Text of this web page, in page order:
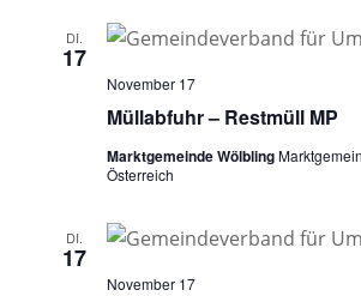
DI.
17
Müllabfuhr – Restmüll MP
November 17
Marktgemeinde Wölbling
Österreich
DI.
17
November 17